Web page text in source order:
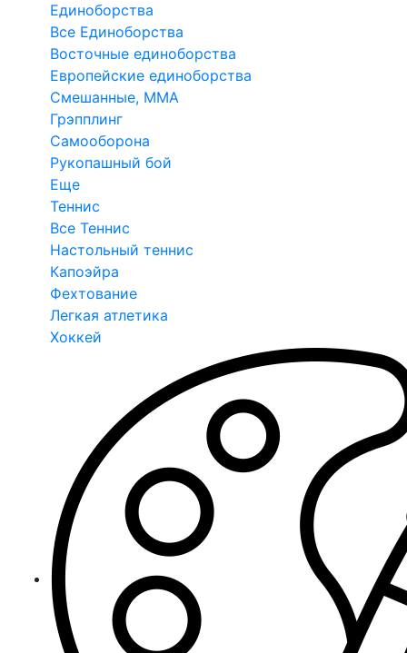
Единоборства
Все Единоборства
Восточные единоборства
Европейские единоборства
Смешанные, ММА
Грэпплинг
Самооборона
Рукопашный бой
Еще
Теннис
Все Теннис
Настольный теннис
Капоэйра
Фехтование
Легкая атлетика
Хоккей